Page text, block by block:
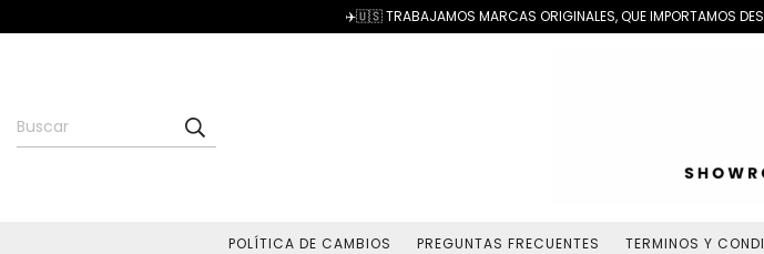
✈️🇺🇸 TRABAJAMOS MARCAS ORIGINALES, QUE IMPORTAMOS
POLÍTICA DE CAMBIOS PREGUNTAS FRECUENTES TERMINOS Y